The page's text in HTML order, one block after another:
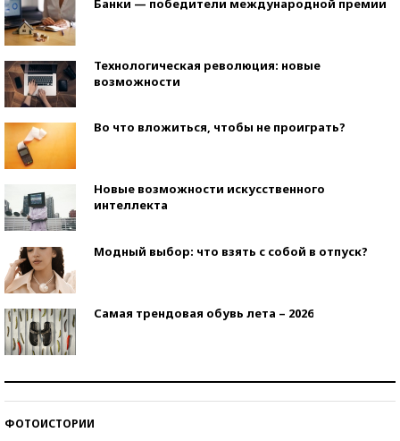
Технологическая революция: новые
возможности
Во что вложиться, чтобы не проиграть?
Новые возможности искусственного
интеллекта
Модный выбор: что взять с собой в отпуск?
Самая трендовая обувь лета – 2026
ФОТОИСТОРИИ